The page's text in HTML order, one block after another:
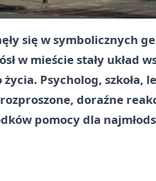
się w symbolicznych
w mieście stały układ
Psycholog, szkoła,
doraźne
pomocy dla